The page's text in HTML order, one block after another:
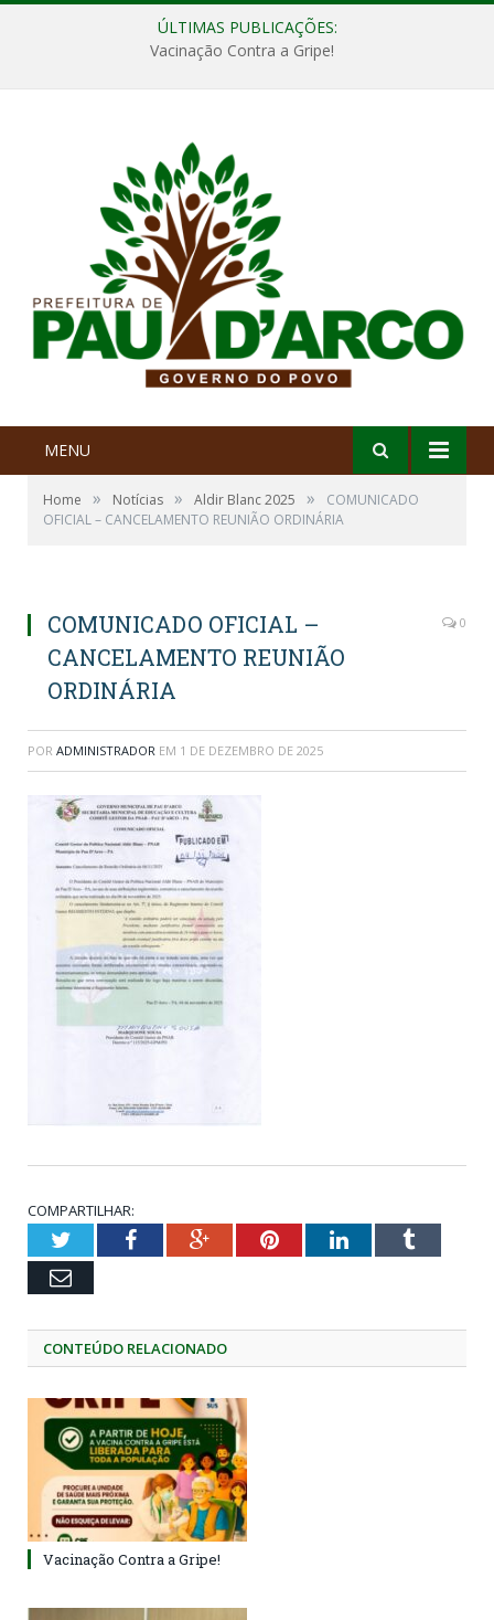
ÚLTIMAS PUBLICAÇÕES:
Vacinação Contra a Gripe!
MENU
Home » Notícias » Aldir Blanc 2025 »
COMUNICADO
OFICIAL – CANCELAMENTO REUNIÃO ORDINÁRIA
COMUNICADO OFICIAL –
CANCELAMENTO REUNIÃO
ORDINÁRIA
0
POR ADMINISTRADOR EM 1 DE DEZEMBRO DE 2025
COMPARTILHAR:
TwitterFacebookGoogle+PinterestLinkedInTumblr
Email
CONTEÚDO RELACIONADO
Vacinação Contra a Gripe!